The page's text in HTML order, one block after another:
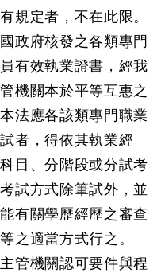
規定者，不在此限。
政府核發之各類專門
有效執業證書，經我
機關本於平等互惠之
法應各該類專門職業
者，得依其執業經
目、分階段或分試考
試方式除筆試外，並
有關學歷經歷之審查
之適當方式行之。
管機關認可要件與程